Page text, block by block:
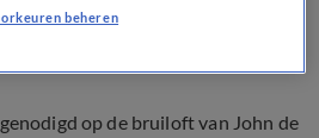
op de bruiloft van John de
beheren